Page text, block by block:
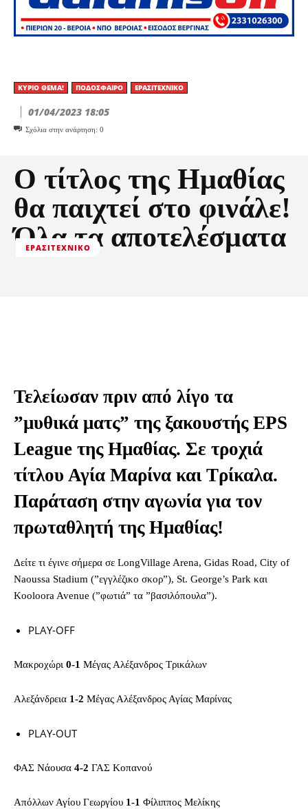
ΚΎΡΙΟ ΘΈΜΑ! ΠΟΔΌΣΦΑΙΡΟ ΕΡΑΣΙΤΕΧΝΙΚΟ
01/04/2023 18:05
Σχόλια στην ανάρτηση: 0
Ο τίτλος της Ημαθίας
θα παιχτεί στο φινάλε!
Όλα τα αποτελέσματα
ΕΡΑΣΙΤΕΧΝΙΚΟ
Τελείωσαν πριν από λίγο τα
”μυθικά ματς” της ξακουστής EPS
League της Ημαθίας. Σε τροχιά
τίτλου Αγία Μαρίνα και Τρίκαλα.
Παράταση στην αγωνία για τον
πρωταθλητή της Ημαθίας!
Δείτε τι έγινε σήμερα σε LongVillage Arena, Gidas Road, City of
Naoussa Stadium (”εγγλέζικο σκορ”), St. George’s Park και
Kooloora Avenue (”φωτιά” τα ”βασιλόπουλα”).
PLAY-OFF
Μακροχώρι 0-1 Μέγας Αλέξανδρος Τρικάλων
Αλεξάνδρεια 1-2 Μέγας Αλέξανδρος Αγίας Μαρίνας
PLAY-OUT
ΦΑΣ Νάουσα 4-2 ΓΑΣ Κοπανού
Απόλλων Αγίου Γεωργίου 1-1 Φίλιππος Μελίκης